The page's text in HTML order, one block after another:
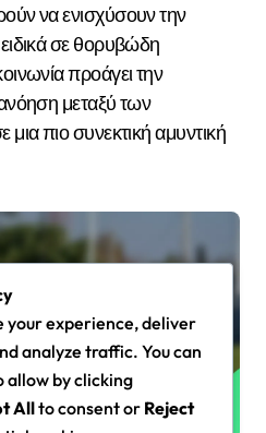
να ενισχύσουν την
σε θορυβώδη
προάγει την
μεταξύ των
πιο συνεκτική αμυντική
your experience, deliver
analyze traffic. You can
allow by clicking
Allto consent or Reject